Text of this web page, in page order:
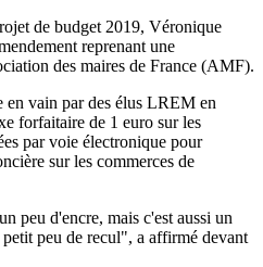
de budget 2019, Véronique
reprenant une
des maires de France (AMF).
en vain par des élus LREM en
forfaitaire de 1 euro sur les
par voie électronique pour
sur les commerces de
peu d'encre, mais c'est aussi un
peu de recul", a affirmé devant